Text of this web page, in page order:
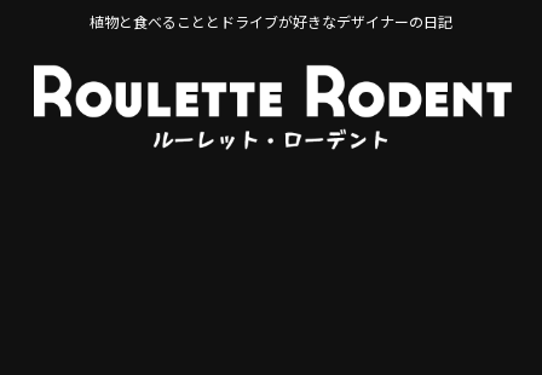
植物と食べることとドライブが好きなデザイナーの日記